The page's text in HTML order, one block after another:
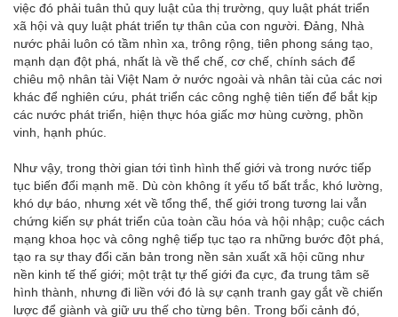
việc đó phải tuân thủ quy luật của thị trường, quy luật phát triển
xã hội và quy luật phát triển tự thân của con người. Đảng, Nhà
nước phải luôn có tầm nhìn xa, trông rộng, tiên phong sáng tạo,
mạnh dạn đột phá, nhất là về thể chế, cơ chế, chính sách để
chiêu mộ nhân tài Việt Nam ở nước ngoài và nhân tài của các nơi
khác để nghiên cứu, phát triển các công nghệ tiên tiến để bắt kịp
các nước phát triển, hiện thực hóa giấc mơ hùng cường, phồn
vinh, hạnh phúc.
Như vậy, trong thời gian tới tình hình thế giới và trong nước tiếp
tục biến đổi mạnh mẽ. Dù còn không ít yếu tố bất trắc, khó lường,
khó dự báo, nhưng xét về tổng thể, thế giới trong tương lai vẫn
chứng kiến sự phát triển của toàn cầu hóa và hội nhập; cuộc cách
mạng khoa học và công nghệ tiếp tục tạo ra những bước đột phá,
tạo ra sự thay đổi căn bản trong nền sản xuất xã hội cũng như
nền kinh tế thế giới; một trật tự thế giới đa cực, đa trung tâm sẽ
hình thành, nhưng đi liền với đó là sự cạnh tranh gay gắt về chiến
lược để giành và giữ ưu thế cho từng bên. Trong bối cảnh đó,